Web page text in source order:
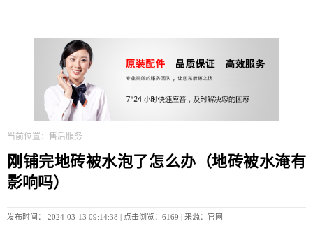
当前位置：售后服务
刚铺完地砖被水泡了怎么办（地砖被水淹有
影响吗）
发布时间： 2024-03-13 09:14:38 | 点击浏览：6169 | 来源：官网